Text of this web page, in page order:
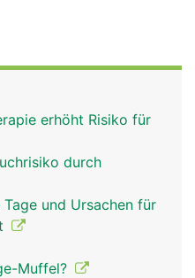
erhöht Risiko für
durch
und Ursachen für
Muffel?